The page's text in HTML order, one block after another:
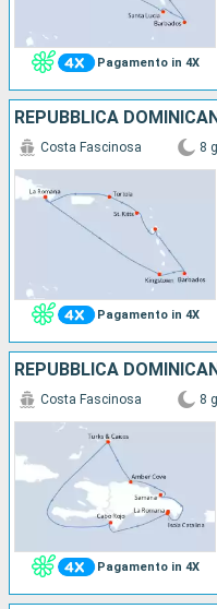
Pagamento in 4X
Pagamento in 4X
Costa Fascinosa 8 g
REPUBBLICA
Pagamento in 4X
Costa Fascinosa 8 g